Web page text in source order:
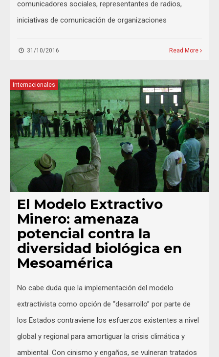
comunicadores sociales, representantes de radios,
iniciativas de comunicación de organizaciones
31/10/2016 Read More
Internacionales
El Modelo Extractivo
Minero: amenaza
potencial contra la
diversidad biológica en
Mesoamérica
No cabe duda que la implementación del modelo
extractivista como opción de “desarrollo” por parte de
los Estados contraviene los esfuerzos existentes a nivel
global y regional para amortiguar la crisis climática y
ambiental. Con cinismo y engaños, se vulneran tratados